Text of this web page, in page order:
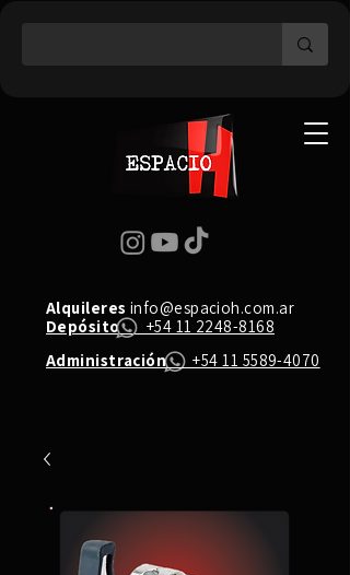
Depósito+54 11 2248-8168
Administración+54 11 5589-4070
Alquileres info@espacioh.com.ar